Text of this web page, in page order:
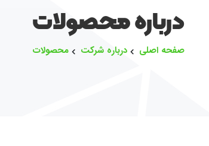
درباره محصولات
صفحه اصلی درباره شرکت محصولات